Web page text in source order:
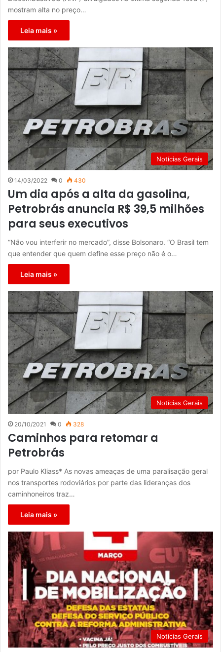
mostram alta no preço…
Leia mais »
Notícias Gerais
14/03/2022 0 430
Um dia após a alta da gasolina,
Petrobrás anuncia R$ 39,5 milhões
para seus executivos
“Não vou interferir no mercado”, disse Bolsonaro. “O Brasil tem
que entender que quem define esse preço não é o…
Leia mais »
Notícias Gerais
20/10/2021 0 328
Caminhos para retomar a
Petrobrás
por Paulo Kliass* As novas ameaças de uma paralisação geral
nos transportes rodoviários por parte das lideranças dos
caminhoneiros traz…
Leia mais »
Notícias Gerais